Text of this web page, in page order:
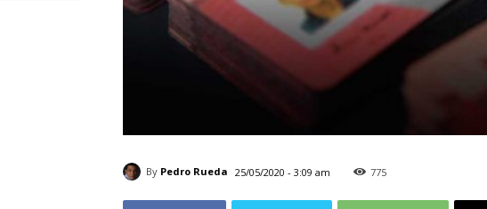
By Pedro Rueda 25/05/2020 - 3:09 am 775